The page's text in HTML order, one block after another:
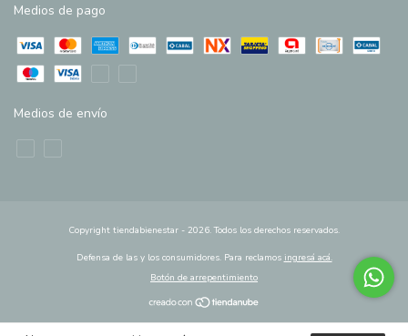
Medios de pago
Medios de envío
Copyright tiendabienestar - 2026. Todos los derechos reservados.
Defensa de las y los consumidores. Para reclamos ingresá acá.
Botón de arrepentimiento